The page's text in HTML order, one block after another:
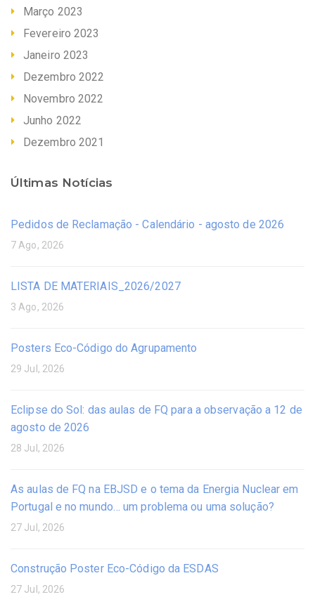
Março 2023
Fevereiro 2023
Janeiro 2023
Dezembro 2022
Novembro 2022
Junho 2022
Dezembro 2021
Últimas Notícias
Pedidos de Reclamação - Calendário - agosto de 2026
7 Ago, 2026
LISTA DE MATERIAIS_2026/2027
3 Ago, 2026
Posters Eco-Código do Agrupamento
29 Jul, 2026
Eclipse do Sol: das aulas de FQ para a observação a 12 de
agosto de 2026
28 Jul, 2026
As aulas de FQ na EBJSD e o tema da Energia Nuclear em
Portugal e no mundo… um problema ou uma solução?
27 Jul, 2026
Construção Poster Eco-Código da ESDAS
27 Jul, 2026